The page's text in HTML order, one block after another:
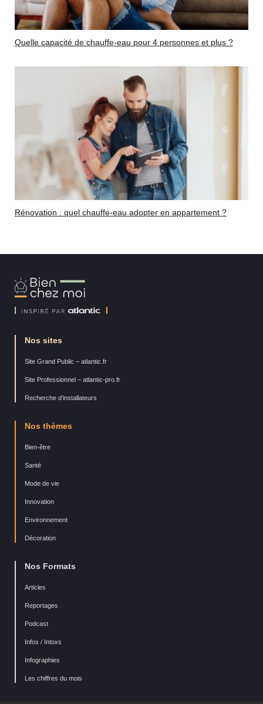
Quelle capacité de chauffe-eau pour 4 personnes et plus ?
Rénovation : quel chauffe-eau adopter en appartement ?
Bien
Chez
Nos sites
Site Grand Public – atlantic.fr
Site Professionnel – atlantic-pro.fr
Recherche d’installateurs
Nos thèmes
Bien-être
Santé
Mode de vie
Innovation
Environnement
Décoration
Nos Formats
Articles
Reportages
Podcast
Infos / Intoxs
Infographies
Les chiffres du mois